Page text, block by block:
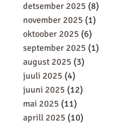
detsember 2025 (8)
november 2025 (1)
oktoober 2025 (6)
september 2025 (1)
august 2025 (3)
juuli 2025 (4)
juuni 2025 (12)
mai 2025 (11)
aprill 2025 (10)